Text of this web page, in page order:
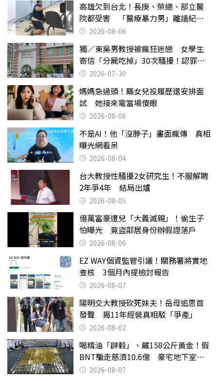
高雄欠到台北！長庚、榮總、部立醫
院都受害 「醫療暴力男」離譜紀錄
曝光2026-08-06
獨／東吳男教授被瘋狂迷戀 女學生
寄信「分屍吃掉」30次騷擾！認罪免
關 2026-07-30
媽媽急過頭！瞞女兒投履歷還安排面
試 她接來電當場傻眼
2026-08-06
不是AI！他「沒脖子」畫面瘋傳 真相
曝光網看呆
2026-08-04
台大教授性騷擾2女研究生！不服解聘
2年爭4年 結局出爐
2026-08-05
億萬富豪遭兒「大義滅親」！偷生子
怕曝光 竟盜鄰居身份辦假證落戶
2026-08-06
EZ WAY個資監管引議！關務署將實地
查核 3個月內提檢討報告
2026-08-07
陽明交大教授砍死妹夫！岳母追思首
發聲 揭11年經營真相駁「爭產」
2026-08-02
喝精油「辟穀」、藏158公斤黃金！假
BNT騙走慈濟10.6億 豪宅地下室竟
挖出乾鮑金庫
2026-08-07